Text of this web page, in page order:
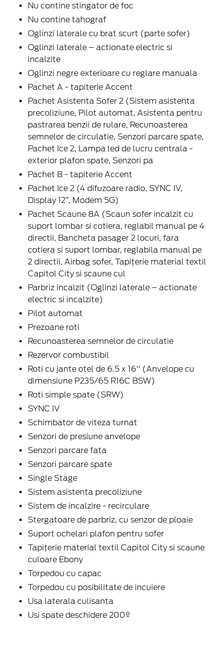
Nu contine stingator de foc
Nu contine tahograf
Oglinzi laterale cu brat scurt (parte sofer)
Oglinzi laterale – actionate electric si
incalzite
Oglinzi negre exterioare cu reglare manuala
Pachet A - tapiterie Accent
Pachet Asistenta Sofer 2 (Sistem asistenta
precoliziune, Pilot automat, Asistenta pentru
pastrarea benzii de rulare, Recunoasterea
semnelor de circulatie, Senzori parcare spate,
Pachet Ice 2, Lampa led de lucru centrala -
exterior plafon spate, Senzori pa
Pachet B - tapiterie Accent
Pachet Ice 2 (4 difuzoare radio, SYNC IV,
Display 12”, Modem 5G)
Pachet Scaune 8A (Scaun sofer incalzit cu
suport lombar si cotiera, reglabil manual pe 4
directii, Bancheta pasager 2 locuri, fara
cotiera si suport lombar, reglabila manual pe
2 directii, Airbag sofer, Tapițerie material textil
Capitol City si scaune cul
Parbriz incalzit (Oglinzi laterale – actionate
electric si incalzite)
Pilot automat
Prezoane roti
Recunoasterea semnelor de circulatie
Rezervor combustibil
Roti cu jante otel de 6.5 x 16'' (Anvelope cu
dimensiune P235/65 R16C BSW)
Roti simple spate (SRW)
SYNC IV
Schimbator de viteza turnat
Senzori de presiune anvelope
Senzori parcare fata
Senzori parcare spate
Single Stage
Sistem asistenta precoliziune
Sistem de incalzire - recirculare
Stergatoare de parbriz, cu senzor de ploaie
Suport ochelari plafon pentru sofer
Tapițerie material textil Capitol City si scaune
culoare Ebony
Torpedou cu capac
Torpedou cu posibilitate de incuiere
Usa laterala culisanta
Usi spate deschidere 200º